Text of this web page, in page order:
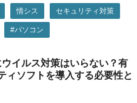
情シス セキュリティ対策
#パソコン
イルス対策はいらない？有
ィソフトを導入する必要性と